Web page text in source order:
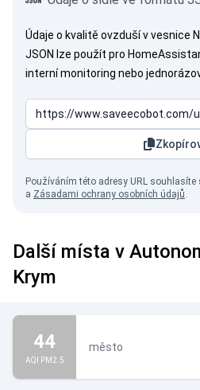
Údaje o kvalitě ovzduší v vesnice
JSON lze použít pro
interní monitoring nebo
Používáním této adresy URL souhlasíte
a Zásadami ochrany osobních údajů.
Další místa v
Krym
44
AQI PM2.5
město